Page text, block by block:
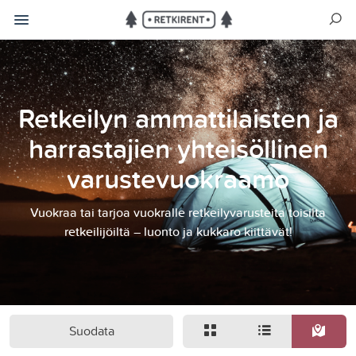
Retkeilyn ammattilaisten ja
harrastajien yhteisöllinen
varustevuokraamo
Vuokraa tai tarjoa vuokralle retkeilyvarusteita toisilta
retkeilijöiltä – luonto ja kukkaro kiittävät!
Suodata